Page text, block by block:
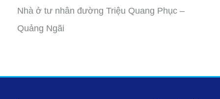
Nhà ở tư nhân đường Triệu Quang Phục –
Quảng Ngãi